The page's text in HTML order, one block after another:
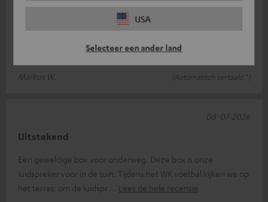
USA
Selecteer een ander land
Dit is de eerste bluetooth-luidspreker van dit formaat die ik heb
Lees de hele recensie
Markus W.
(Automatisch vertaald *)
Uitstekend
Een geweldige box voor onderweg. Deze box is onze
luidspreker voor in de tuin. Tijdens het WK voetbal kijken we op
het terras; om de luidspr
Lees de hele recensie
08-07-2026